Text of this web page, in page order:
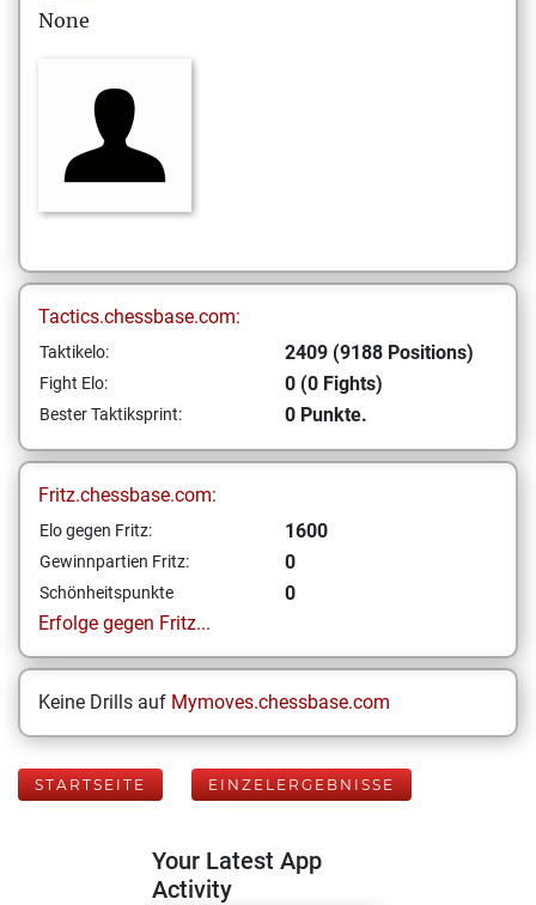
None
Tactics.chessbase.com:
Taktikelo: 2409 (9188 Positions)
Fight Elo: 0 (0 Fights)
Bester Taktiksprint: 0 Punkte.
Fritz.chessbase.com:
Elo gegen Fritz: 1600
Gewinnpartien Fritz: 0
Schönheitspunkte
0
Erfolge gegen Fritz...
Keine Drills auf Mymoves.chessbase.com
STARTSEITE EINZELERGEBNISSE
Your Latest App
Activity